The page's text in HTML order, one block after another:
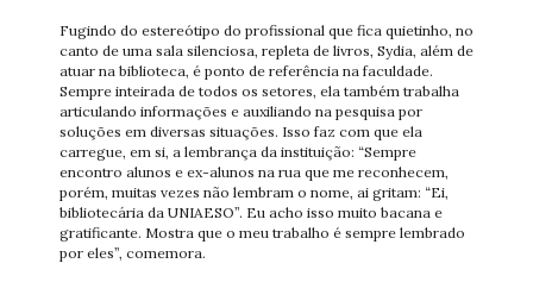
Fugindo do estereótipo do profissional que fica quietinho, no
canto de uma sala silenciosa, repleta de livros, Sydia, além de
atuar na biblioteca, é ponto de referência na faculdade.
Sempre inteirada de todos os setores, ela também trabalha
articulando informações e auxiliando na pesquisa por
soluções em diversas situações. Isso faz com que ela
carregue, em si, a lembrança da instituição: “Sempre
encontro alunos e ex-alunos na rua que me reconhecem,
porém, muitas vezes não lembram o nome, ai gritam: “Ei,
bibliotecária da UNIAESO”. Eu acho isso muito bacana e
gratificante. Mostra que o meu trabalho é sempre lembrado
por eles”, comemora.